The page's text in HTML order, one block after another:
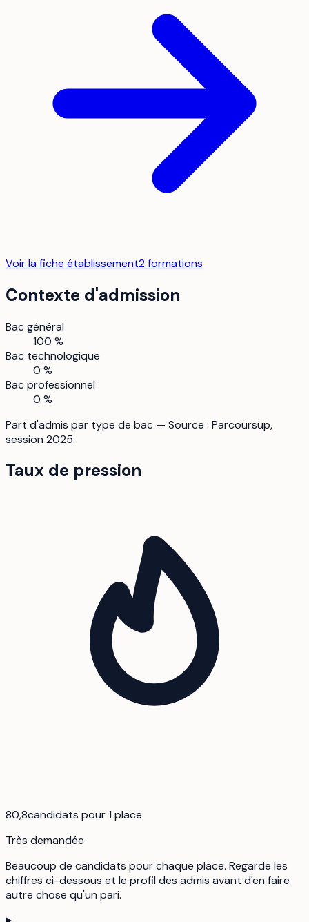
Voir la fiche établissement2formations
Contexte d'admission
Bac général
100 %
Bac technologique
0 %
Bac professionnel
0 %
Part d'admis par type de bac — Source : Parcoursup,
session 2025.
Taux de pression
80,8candidats pour 1 place
Très demandée
Beaucoup de candidats pour chaque place. Regarde les
chiffres ci-dessous et le profil des admis avant d'en faire
autre chose qu'un pari.